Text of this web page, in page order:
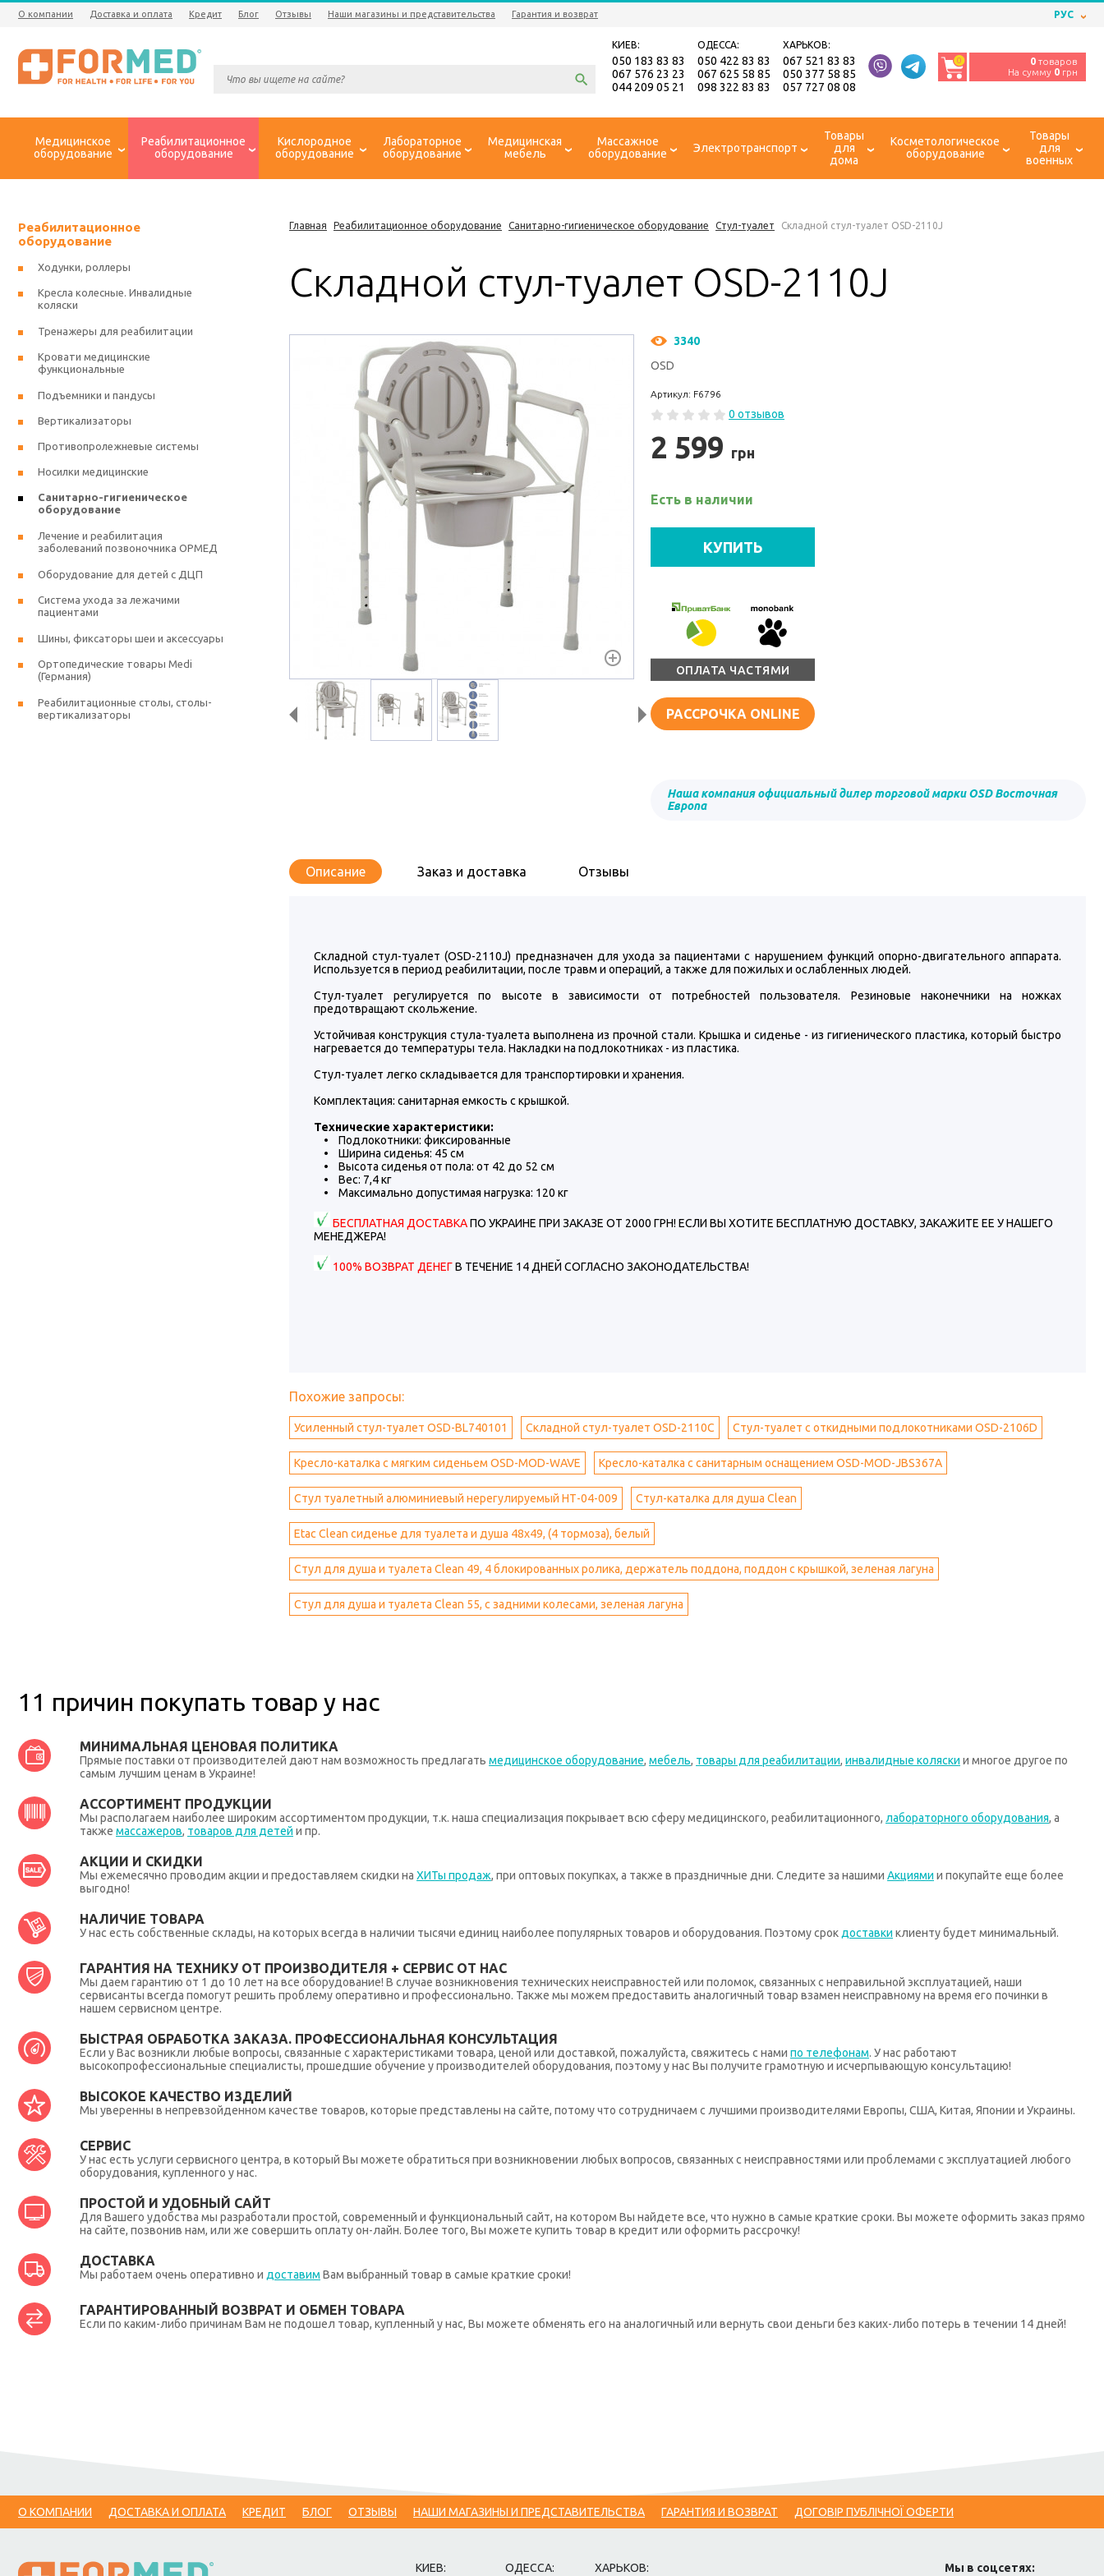
О компании Доставка и оплата Кредит Блог Отзывы Наши магазины и представительства Гарантия и возврат РУС
КИЕВ:
050 183 83 83
067 576 23 23
044 209 05 21
ОДЕССА:
050 422 83 83
067 625 58 85
098 322 83 83
ХАРЬКОВ:
067 521 83 83
050 377 58 85
057 727 08 08
0 0 товаров
На сумму 0 грн
Медицинское
оборудование
Реабилитационное
оборудование
Кислородное
оборудование
Лабораторное
оборудование
Медицинская
мебель
Массажное
оборудование
Электротранспорт
Товары
для
дома
Косметологическое
оборудование
Товары
для
военных
Главная Реабилитационное оборудование Санитарно-гигиеническое оборудование Cтул-туалет Складной стул-туалет OSD-2110J
Складной стул-туалет OSD-2110J
3340
OSD
Артикул: F6796
0 отзывов
2 599 грн
Есть в наличии
КУПИТЬ
ОПЛАТА ЧАСТЯМИ
РАССРОЧКА ONLINE
Наша компания официальный дилер торговой марки OSD Восточная
Европа
Описание Заказ и доставка Отзывы
Складной стул-туалет (OSD-2110J) предназначен для ухода за пациентами с нарушением функций опорно-двигательного аппарата.
Используется в период реабилитации, после травм и операций, а также для пожилых и ослабленных людей.
Стул-туалет регулируется по высоте в зависимости от потребностей пользователя. Резиновые наконечники на ножках
предотвращают скольжение.
Устойчивая конструкция стула-туалета выполнена из прочной стали. Крышка и сиденье - из гигиенического пластика, который быстро
нагревается до температуры тела. Накладки на подлокотниках - из пластика.
Стул-туалет легко складывается для транспортировки и хранения.
Комплектация: санитарная емкость с крышкой.
Технические характеристики:
• Подлокотники: фиксированные
• Ширина сиденья: 45 см
• Высота сиденья от пола: от 42 до 52 см
• Вес: 7,4 кг
• Максимально допустимая нагрузка: 120 кг
БЕСПЛАТНАЯ ДОСТАВКАПО УКРАИНЕ ПРИ ЗАКАЗЕ ОТ 2000 ГРН! ЕСЛИ ВЫ ХОТИТЕ БЕСПЛАТНУЮ ДОСТАВКУ, ЗАКАЖИТЕ ЕЕ У НАШЕГО
МЕНЕДЖЕРА!
100% ВОЗВРАТ ДЕНЕГВ ТЕЧЕНИЕ 14 ДНЕЙ СОГЛАСНО ЗАКОНОДАТЕЛЬСТВА!
Похожие запросы:
Усиленный стул-туалет OSD-BL740101 Складной стул-туалет OSD-2110C Стул-туалет с откидными подлокотниками OSD-2106D
Кресло-каталка с мягким сиденьем OSD-MOD-WAVE Кресло-каталка с санитарным оснащением OSD-MOD-JBS367A
Стул туалетный алюминиевый нерегулируемый НТ-04-009 Стул-каталка для душа Clean
Etac Clean сиденье для туалета и душа 48x49, (4 тормоза), белый
Стул для душа и туалета Clean 49, 4 блокированных ролика, держатель поддона, поддон с крышкой, зеленая лагуна
Стул для душа и туалета Clean 55, с задними колесами, зеленая лагуна
Реабилитационное
оборудование
Ходунки, роллеры
Кресла колесные. Инвалидные
коляски
Тренажеры для реабилитации
Кровати медицинские
функциональные
Подъемники и пандусы
Вертикализаторы
Противопролежневые системы
Носилки медицинские
Санитарно-гигиеническое
оборудование
Лечение и реабилитация
заболеваний позвоночника ОРМЕД
Оборудование для детей с ДЦП
Система ухода за лежачими
пациентами
Шины, фиксаторы шеи и аксессуары
Ортопедические товары Medi
(Германия)
Реабилитационные столы, столы-
вертикализаторы
11 причин покупать товар у нас
МИНИМАЛЬНАЯ ЦЕНОВАЯ ПОЛИТИКА
Прямые поставки от производителей дают нам возможность предлагать медицинское оборудование, мебель, товары для реабилитации, инвалидные коляски и многое другое по
самым лучшим ценам в Украине!
АССОРТИМЕНТ ПРОДУКЦИИ
Мы располагаем наиболее широким ассортиментом продукции, т.к. наша специализация покрывает всю сферу медицинского, реабилитационного, лабораторного оборудования, а
также массажеров, товаров для детей и пр.
АКЦИИ И СКИДКИ
Мы ежемесячно проводим акции и предоставляем скидки на ХИТы продаж, при оптовых покупках, а также в праздничные дни. Следите за нашими Акциями и покупайте еще более
выгодно!
НАЛИЧИЕ ТОВАРА
У нас есть собственные склады, на которых всегда в наличии тысячи единиц наиболее популярных товаров и оборудования. Поэтому срок доставки клиенту будет минимальный.
ГАРАНТИЯ НА ТЕХНИКУ ОТ ПРОИЗВОДИТЕЛЯ + СЕРВИС ОТ НАС
Мы даем гарантию от 1 до 10 лет на все оборудование! В случае возникновения технических неисправностей или поломок, связанных с неправильной эксплуатацией, наши
сервисанты всегда помогут решить проблему оперативно и профессионально. Также мы можем предоставить аналогичный товар взамен неисправному на время его починки в
нашем сервисном центре.
БЫСТРАЯ ОБРАБОТКА ЗАКАЗА. ПРОФЕССИОНАЛЬНАЯ КОНСУЛЬТАЦИЯ
Если у Вас возникли любые вопросы, связанные с характеристиками товара, ценой или доставкой, пожалуйста, свяжитесь с нами по телефонам. У нас работают
высокопрофессиональные специалисты, прошедшие обучение у производителей оборудования, поэтому у нас Вы получите грамотную и исчерпывающую консультацию!
ВЫСОКОЕ КАЧЕСТВО ИЗДЕЛИЙ
Мы уверенны в непревзойденном качестве товаров, которые представлены на сайте, потому что сотрудничаем с лучшими производителями Европы, США, Китая, Японии и Украины.
СЕРВИС
У нас есть услуги сервисного центра, в который Вы можете обратиться при возникновении любых вопросов, связанных с неисправностями или проблемами с эксплуатацией любого
оборудования, купленного у нас.
ПРОСТОЙ И УДОБНЫЙ САЙТ
Для Вашего удобства мы разработали простой, современный и функциональный сайт, на котором Вы найдете все, что нужно в самые краткие сроки. Вы можете оформить заказ прямо
на сайте, позвонив нам, или же совершить оплату он-лайн. Более того, Вы можете купить товар в кредит или оформить рассрочку!
ДОСТАВКА
Мы работаем очень оперативно и доставим Вам выбранный товар в самые краткие сроки!
ГАРАНТИРОВАННЫЙ ВОЗВРАТ И ОБМЕН ТОВАРА
Если по каким-либо причинам Вам не подошел товар, купленный у нас, Вы можете обменять его на аналогичный или вернуть свои деньги без каких-либо потерь в течении 14 дней!
О КОМПАНИИ ДОСТАВКА И ОПЛАТА КРЕДИТ БЛОГ ОТЗЫВЫ НАШИ МАГАЗИНЫ И ПРЕДСТАВИТЕЛЬСТВА ГАРАНТИЯ И ВОЗВРАТ ДОГОВІР ПУБЛІЧНОЇ ОФЕРТИ
КИЕВ: ОДЕССА: ХАРЬКОВ: Мы в соцсетях: